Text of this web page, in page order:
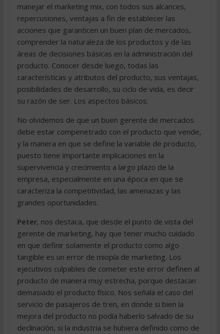
manejar el marketing mix, con todos sus alcances,
repercusiones, ventajas a fin de establecer las
acciones que garanticen un buen plan de mercados,
comprender la naturaleza de los productos y de las
áreas de decisiones básicas en la administración del
producto. Conocer desde luego, todas las
características y atributos del producto, sus ventajas,
posibilidades de desarrollo, su ciclo de vida, es decir
su razón de ser. Los aspectos básicos.
No olvidemos de que un buen gerente de mercados
debe estar compenetrado con el producto que vende,
y la manera en que se define la variable de producto,
puesto tiene importante implicaciones en la
supervivencia y crecimiento a largo plazo de la
empresa, especialmente en una época en que se
caracteriza la competitividad, las amenazas y las
grandes oportunidades.
Peter, nos destaca, que desde el punto de vista del
gerente de marketing, hay que tener mucho cuidado
en que definir solamente el producto como algo
tangible es un error de miopía de marketing. Los
ejecutivos culpables de cometer este error definen al
producto de manera muy estrecha, porque destacan
demasiado el producto físico. Nos señala el caso del
servicio de pasajeros de tren, en donde si bien la
mejora del producto no podía haberlo salvado de su
declinación, si la industria se hubiera definido como de